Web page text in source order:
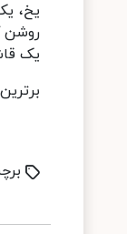
یخ،
یک